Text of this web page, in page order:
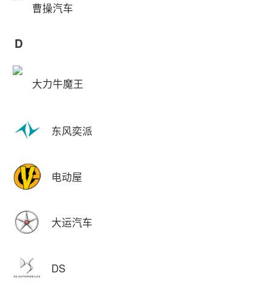
曹操汽车
D
大力牛魔王
东风奕派
电动屋
大运汽车
DS